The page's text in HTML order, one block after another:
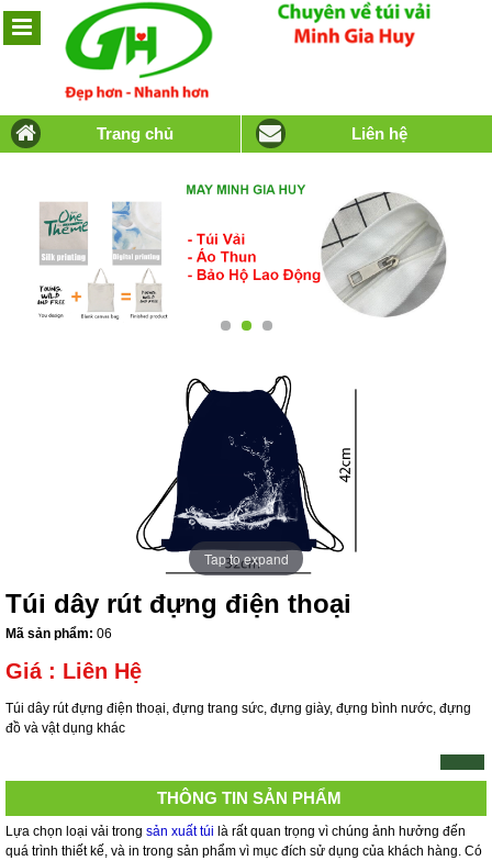
Trang chủ Liên hệ
Tap to expand
Túi dây rút đựng điện thoại
Mã sản phẩm: 06
Giá : Liên Hệ
Túi dây rút đựng điện thoại, đựng trang sức, đựng giày, đựng bình nước, đựng
đồ và vật dụng khác
THÔNG TIN SẢN PHẨM
Lựa chọn loại vải trong sản xuất túi là rất quan trọng vì chúng ảnh hưởng đến
quá trình thiết kế, và in trong sản phẩm vì mục đích sử dụng của khách hàng. Có